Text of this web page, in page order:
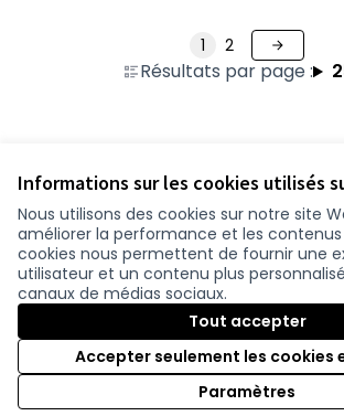
Informations sur les cookies utilisés
Nous utilisons des cookies sur notre site
améliorer la performance et les contenus
cookies nous permettent de fournir une
utilisateur et un contenu plus
canaux de médias sociaux.
Tout accepter
Accepter seulement les cookies
Paramètres
Résultats par page :
1 2
Conditions d'utilisation
Paramètres des cookies
participer.loire-atlantique.fr sur Facebook
(Nouvelle fenêtre)
participer.loire-atlantique.fr sur
(Nouvelle fenêtre)
participer.loire-atlantique.fr sur
(Nouvelle fenêtre)
Site réalisé grâce aulogiciel libre Decidim .